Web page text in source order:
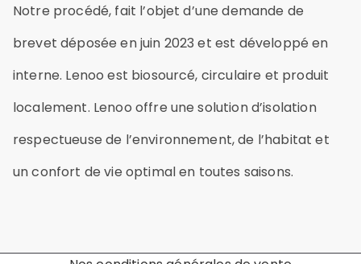
Notre procédé, fait l’objet d’une demande de
brevet déposée en juin 2023 et est développé en
interne. Lenoo est biosourcé, circulaire et produit
localement. Lenoo offre une solution d’isolation
respectueuse de l’environnement, de l’habitat et
un confort de vie optimal en toutes saisons.